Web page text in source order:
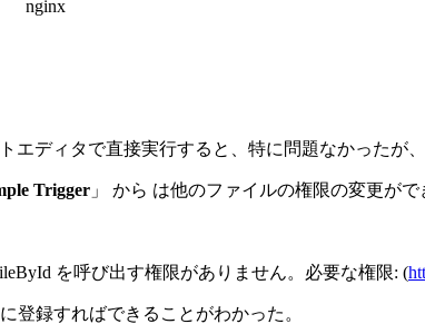
エディタで直接実行すると、特に問題なかったが、
Trigger 」 から は他のファイルの権限の変更がで
を呼び出す権限がありません。必要な権限: (
登録すればできることがわかった。